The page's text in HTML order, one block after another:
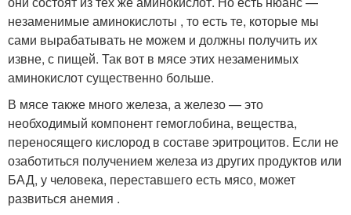
незаменимые аминокислоты , то есть те, которые мы
сами вырабатывать не можем и должны получить их
извне, с пищей. Так вот в мясе этих незаменимых
аминокислот существенно больше.
В мясе также много железа, а железо — это
необходимый компонент гемоглобина, вещества,
переносящего кислород в составе эритроцитов. Если не
озаботиться получением железа из других продуктов или
БАД, у человека, переставшего есть мясо, может
развиться анемия .